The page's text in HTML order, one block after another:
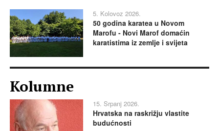
5. Kolovoz 2026.
50 godina karatea u Novom
Marofu - Novi Marof domaćin
karatistima iz zemlje i svijeta
Kolumne
15. Srpanj 2026.
Hrvatska na raskrižju vlastite
budućnosti